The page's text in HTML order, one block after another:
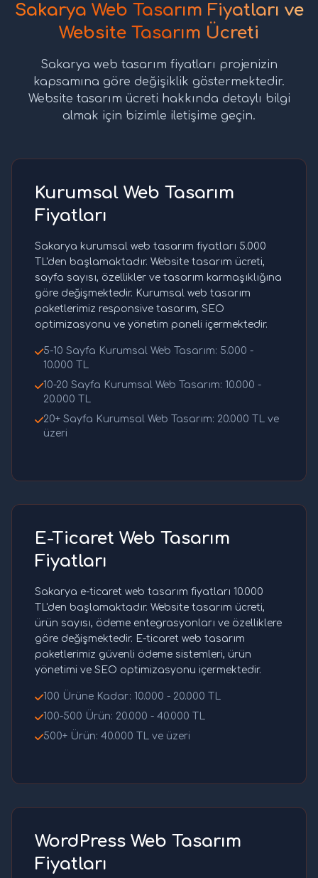
Sakarya Web Tasarım Fiyatları ve
Website Tasarım Ücreti
Sakarya web tasarım fiyatları projenizin
kapsamına göre değişiklik göstermektedir.
Website tasarım ücreti hakkında detaylı bilgi
almak için bizimle iletişime geçin.
Kurumsal Web Tasarım
Fiyatları
Sakarya kurumsal web tasarım fiyatları 5.000
TL'den başlamaktadır. Website tasarım ücreti,
sayfa sayısı, özellikler ve tasarım karmaşıklığına
göre değişmektedir. Kurumsal web tasarım
paketlerimiz responsive tasarım, SEO
optimizasyonu ve yönetim paneli içermektedir.
5-10 Sayfa Kurumsal Web Tasarım: 5.000 -
10.000 TL
10-20 Sayfa Kurumsal Web Tasarım: 10.000 -
20.000 TL
20+ Sayfa Kurumsal Web Tasarım: 20.000 TL ve
üzeri
E-Ticaret Web Tasarım
Fiyatları
Sakarya e-ticaret web tasarım fiyatları 10.000
TL'den başlamaktadır. Website tasarım ücreti,
ürün sayısı, ödeme entegrasyonları ve özelliklere
göre değişmektedir. E-ticaret web tasarım
paketlerimiz güvenli ödeme sistemleri, ürün
yönetimi ve SEO optimizasyonu içermektedir.
100 Ürüne Kadar: 10.000 - 20.000 TL
100-500 Ürün: 20.000 - 40.000 TL
500+ Ürün: 40.000 TL ve üzeri
WordPress Web Tasarım
Fiyatları